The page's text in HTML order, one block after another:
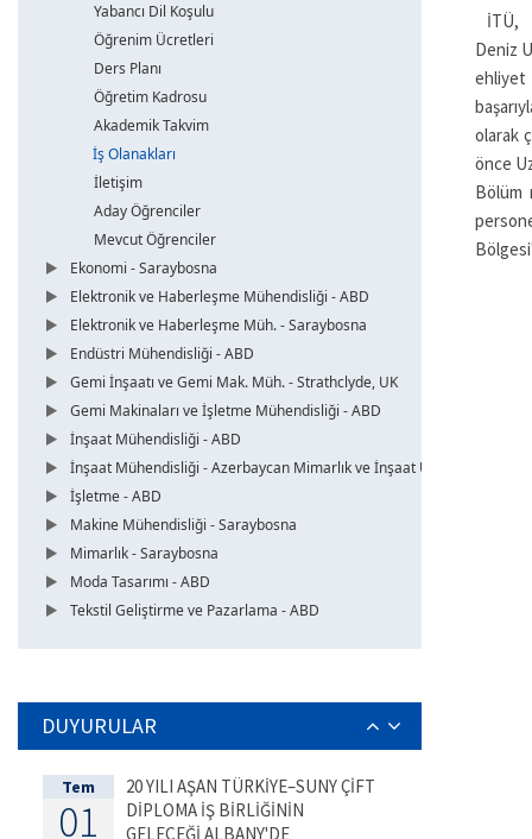
Yabancı Dil Koşulu
Öğrenim Ücretleri
Ders Planı
Öğretim Kadrosu
Akademik Takvim
İş Olanakları
İletişim
Aday Öğrenciler
Mevcut Öğrenciler
Ekonomi - Saraybosna
Elektronik ve Haberleşme Mühendisliği - ABD
Elektronik ve Haberleşme Müh. - Saraybosna
Endüstri Mühendisliği - ABD
Gemi İnşaatı ve Gemi Mak. Müh. - Strathclyde, UK
Gemi Makinaları ve İşletme Mühendisliği - ABD
İnşaat Mühendisliği - ABD
İnşaat Mühendisliği - Azerbaycan Mimarlık ve İnşaat Üni.
İşletme - ABD
Makine Mühendisliği - Saraybosna
Mimarlık - Saraybosna
Moda Tasarımı - ABD
Tekstil Geliştirme ve Pazarlama - ABD
DUYURULAR
Tem
01
20 YILI AŞAN TÜRKİYE–SUNY ÇİFT
DİPLOMA İŞ BİRLİĞİNİN
GELECEĞİ ALBANY'DE
İTÜ,
Deniz
ehliyet
olarak
önce
Bölüm